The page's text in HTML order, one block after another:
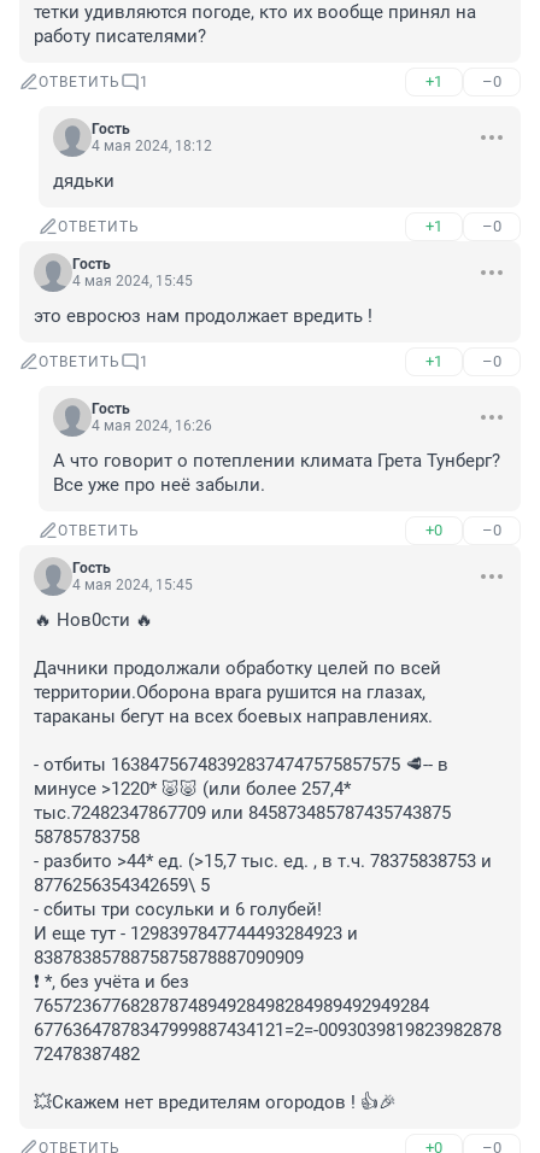
тетки удивляются погоде, кто их вообще принял на
работу писателями?
ОТВЕТИТЬ 1 +1 –0
Гость
4 мая 2024, 18:12
дядьки
ОТВЕТИТЬ +1 –0
Гость
4 мая 2024, 15:45
это евросюз нам продолжает вредить !
ОТВЕТИТЬ 1 +1 –0
Гость
4 мая 2024, 16:26
А что говорит о потеплении климата Грета Тунберг?
Все уже про неё забыли.
ОТВЕТИТЬ +0 –0
Гость
4 мая 2024, 15:45
🔥 Нов0сти 🔥
Дачники продолжали обработку целей по всей
территории.Оборона врага рушится на глазах,
тараканы бегут на всех боевых направлениях.
- отбиты 163847567483928374747575857575 🥩-- в
минусе >1220* 🐷🐷 (или более 257,4*
тыс.72482347867709 или 845873485787435743875
58785783758
- разбито >44* ед. (>15,7 тыс. ед. , в т.ч. 78375838753 и
8776256354342659\ 5
- сбиты три сосульки и 6 голубей!
И еще тут - 1298397847744493284923 и
8387838578875875878887090909
❗ *, без учёта и без
76572367768287874894928498284989492949284
67763647878347999887434121=2=-0093039819823982878
72478387482
💥Скажем нет вредителям огородов ! 👍🎉
ОТВЕТИТЬ +0 –0